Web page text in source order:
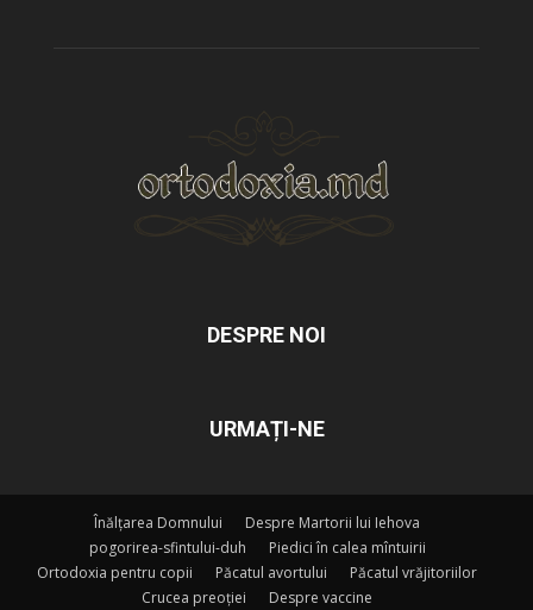
DESPRE NOI
URMAȚI-NE
Înălțarea Domnului
Despre Martorii lui Iehova
pogorirea-sfintului-duh
Piedici în calea mîntuirii
Ortodoxia pentru copii
Păcatul avortului
Păcatul vrăjitoriilor
Crucea preoției
Despre vaccine